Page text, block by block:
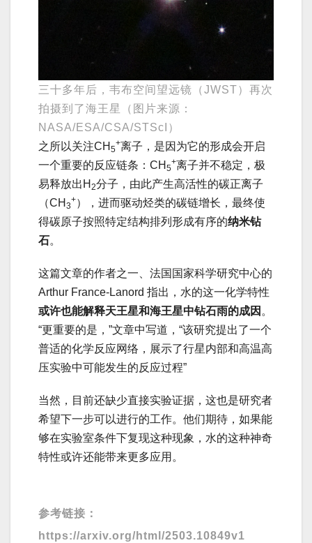
三十多年后，韦布空间望远镜（JWST）再次
拍摄到了海王星（图片来源：
NASA/ESA/CSA/STScI）
之所以关注CH 5
+离子，是因为它的形成会开启
一个重要的反应链条：CH 5
+离子并不稳定，极
易释放出H 2分子，由此产生高活性的碳正离子
（CH 3
+），进而驱动烃类的碳链增长，最终使
得碳原子按照特定结构排列形成有序的纳米钻
石。
这篇文章的作者之一、法国国家科学研究中心的
Arthur France-Lanord 指出，水的这一化学特性
或许也能解释天王星和海王星中钻石雨的成因 。
“更重要的是，”文章中写道，“该研究提出了一个
普适的化学反应网络，展示了行星内部和高温高
压实验中可能发生的反应过程”
当然，目前还缺少直接实验证据，这也是研究者
希望下一步可以进行的工作。他们期待，如果能
够在实验室条件下复现这种现象，水的这种神奇
特性或许还能带来更多应用。
参考链接：
https://arxiv.org/html/2503.10849v1